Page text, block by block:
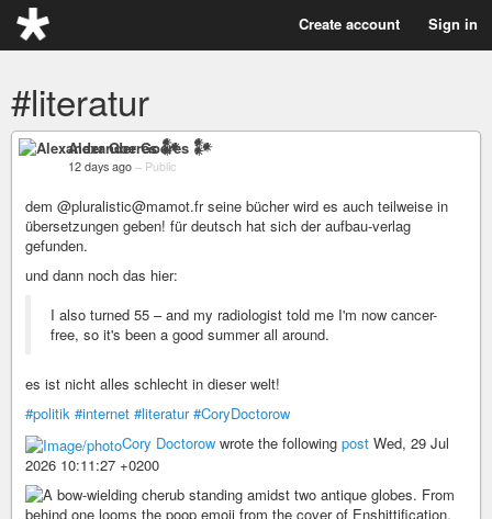
Create account Sign in
#literatur
Alexander Goeres 𒀯
12 days ago – Public
dem @pluralistic@mamot.fr seine bücher wird es auch teilweise in
übersetzungen geben! für deutsch hat sich der aufbau-verlag
gefunden.
und dann noch das hier:
I also turned 55 – and my radiologist told me I'm now cancer-
free, so it's been a good summer all around.
es ist nicht alles schlecht in dieser welt!
#politik #internet #literatur #CoryDoctorow
Cory Doctorow wrote the following post Wed, 29 Jul
2026 10:11:27 +0200